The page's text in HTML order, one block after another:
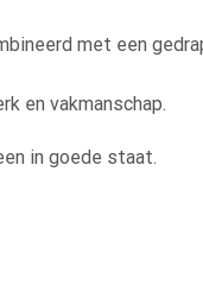
met een
en vakmanschap.
in goede staat.